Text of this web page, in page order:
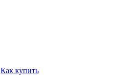
Как купить